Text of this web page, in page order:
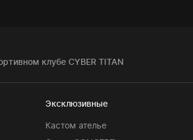
клубе CYBER TITAN
Эксклюзивные
Кастом ателье